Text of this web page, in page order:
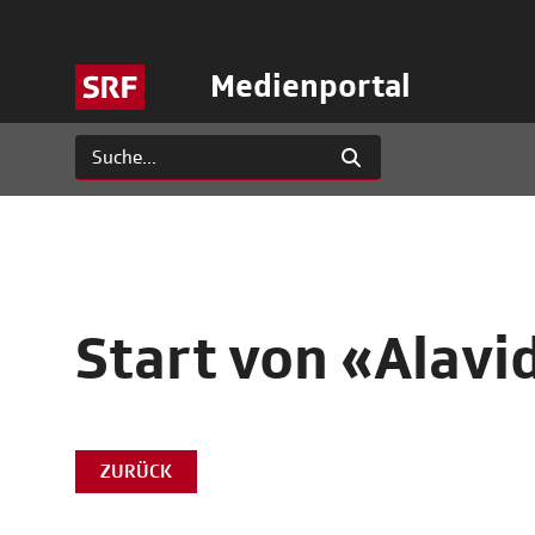
Medienportal
Start von
ZURÜCK